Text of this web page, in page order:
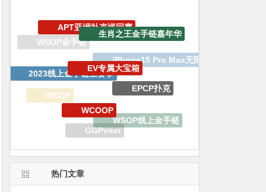
WSOP金手链明星趴
GoG黄金游戏
2023线上金手链主赛事
EV专属大宝箱
EPCP扑克
WSOP线上金手链
GGPoker
WCOOP
热门文章